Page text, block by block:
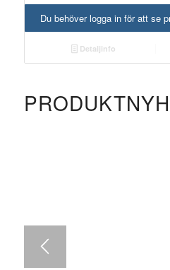
Du behöver logga in för att se
Detaljinfo